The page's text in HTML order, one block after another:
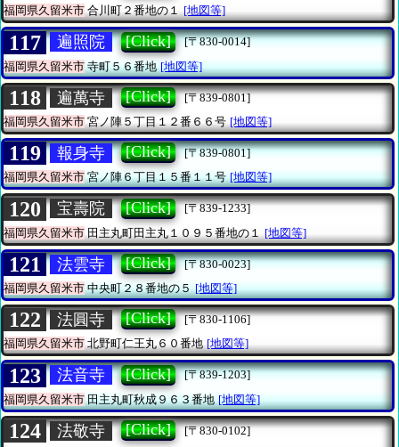
福岡県久留米市合川町２番地の１ [地図等]
117 遍照院 [Click]
[〒830-0014]
福岡県久留米市寺町５６番地 [地図等]
118 遍萬寺 [Click]
[〒839-0801]
福岡県久留米市宮ノ陣５丁目１２番６６号 [地図等]
119 報身寺 [Click]
[〒839-0801]
福岡県久留米市宮ノ陣６丁目１５番１１号 [地図等]
120 宝壽院 [Click]
[〒839-1233]
福岡県久留米市 田主丸町田主丸１０９５番地の１ [地図等]
121 法雲寺 [Click]
[〒830-0023]
福岡県久留米市中央町２８番地の５ [地図等]
122 法圓寺 [Click]
[〒830-1106]
福岡県久留米市北野町仁王丸６０番地 [地図等]
123 法音寺 [Click]
[〒839-1203]
福岡県久留米市田主丸町秋成９６３番地 [地図等]
124 法敬寺 [Click]
[〒830-0102]